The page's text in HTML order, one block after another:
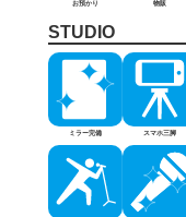
お預かり 物販
STUDIO
ミラー完備 スマホ三脚